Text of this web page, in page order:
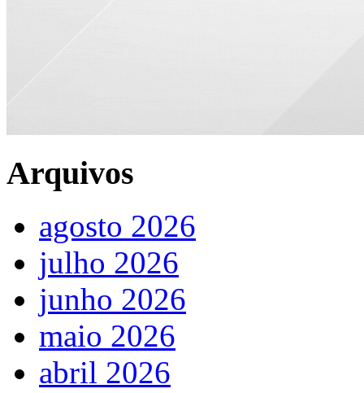
Arquivos
agosto 2026
julho 2026
junho 2026
maio 2026
abril 2026